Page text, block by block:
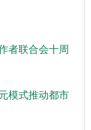
者联合会十周
模式推动都市